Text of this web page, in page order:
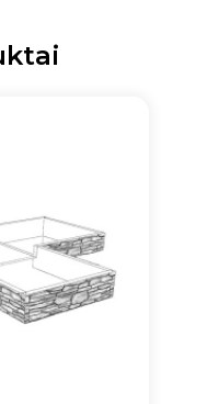
produktų.